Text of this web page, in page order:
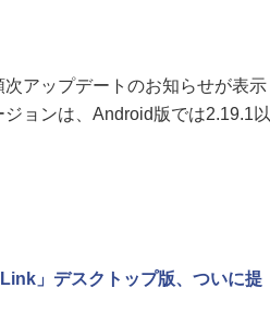
アップデートのお知らせが表示
ョンは、Android版では2.19.1以
」デスクトップ版、ついに提